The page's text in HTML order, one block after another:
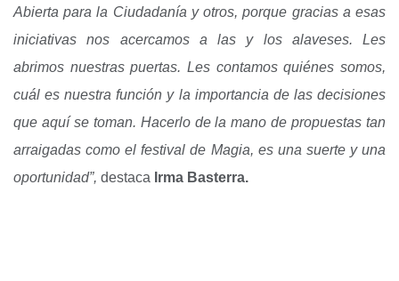
Abierta para la Ciudadanía y otros, porque gracias a esas
iniciativas nos acercamos a las y los alaveses. Les
abrimos nuestras puertas. Les contamos quiénes somos,
cuál es nuestra función y la importancia de las decisiones
que aquí se toman. Hacerlo de la mano de propuestas tan
arraigadas como el festival de Magia, es una suerte y una
oportunidad”, destaca Irma Basterra.